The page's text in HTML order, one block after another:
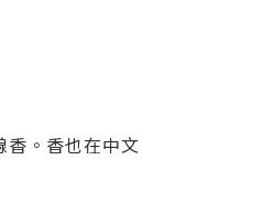
香。香也在中文